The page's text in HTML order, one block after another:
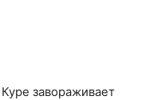
завораживает